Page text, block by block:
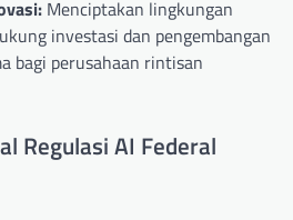
Menciptakan lingkungan
investasi dan pengembangan
bagi perusahaan rintisan
Regulasi AI Federal